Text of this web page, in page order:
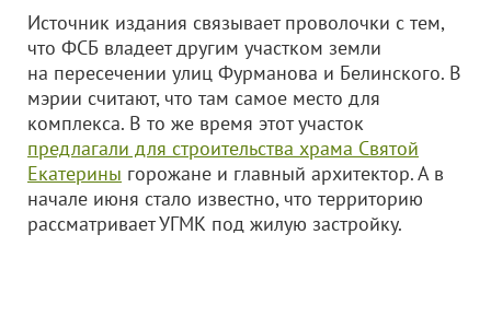
Источник издания связывает проволочки с тем,
что ФСБ владеет другим участком земли
на пересечении улиц Фурманова и Белинского. В
мэрии считают, что там самое место для
комплекса. В то же время этот участок
предлагали для строительства храма Святой
Екатерины горожане и главный архитектор. А в
начале июня стало известно, что территорию
рассматривает УГМК под жилую застройку.